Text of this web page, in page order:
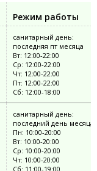
Режим работы
санитарный день:
последняя пт месяца
Вт: 12:00-22:00
Ср: 12:00-22:00
Чт: 12:00-22:00
Пт: 12:00-22:00
Сб: 12:00-18:00
санитарный день:
последний день месяца
Пн: 10:00-20:00
Вт: 10:00-20:00
Ср: 10:00-20:00
Чт: 10:00-20:00
Сб: 11:00-19:00